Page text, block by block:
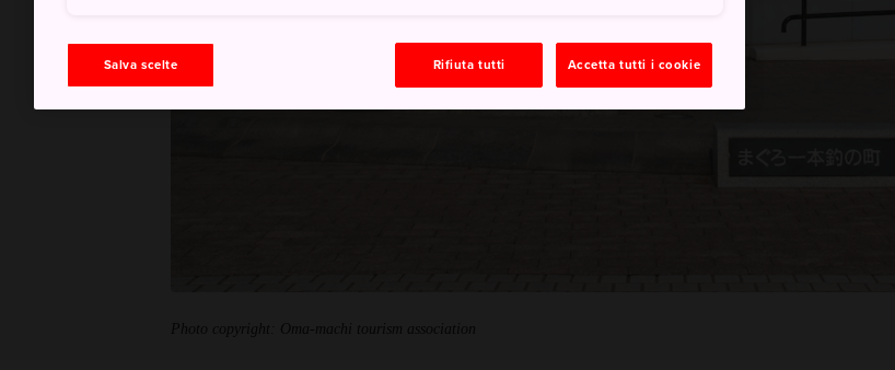
Photo copyright: Oma-machi tourism association
Salva scelte Rifiuta tutti Accetta tutti i cookie